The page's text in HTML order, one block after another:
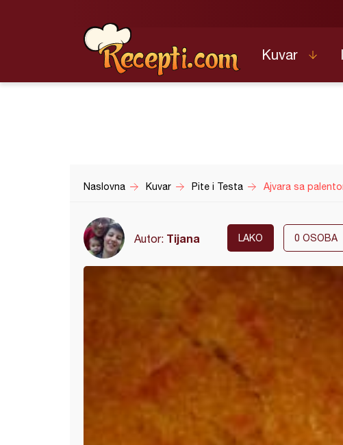
Kuvar
Naslovna Kuvar Pite i Testa Ajvara sa
Autor: Tijana LAKO 0 OSOBA